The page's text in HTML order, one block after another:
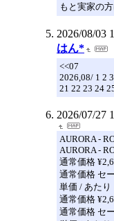
もと実家の
2026/08/03
はん*
<<07
2026,08/ 1 2
21 22 23 24
2026/07/27
AURORA -
AURORA -
通常価格
通常価格 セ
単価 / あたり
通常価格
通常価格 セ